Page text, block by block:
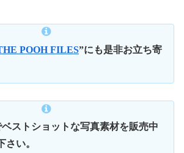
POOH FILES”にも是非お立ち寄
ストショットな写真素材を販売中
さい。